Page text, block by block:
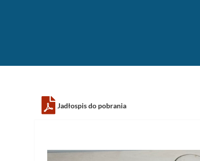
Jadłospis do pobrania